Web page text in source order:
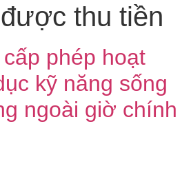
thu tiền
phép hoạt
kỹ năng sống
ngoài giờ chính